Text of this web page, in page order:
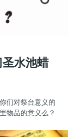
圣水池蜡
们对祭台意义的
物品的意义么？